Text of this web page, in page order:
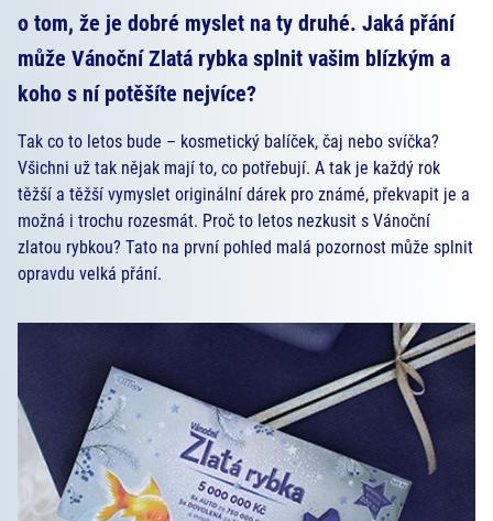
o tom, že je dobré myslet na ty druhé. Jaká přání
může Vánoční Zlatá rybka splnit vašim blízkým a
koho s ní potěšíte nejvíce?
Tak co to letos bude – kosmetický balíček, čaj nebo svíčka?
Všichni už tak nějak mají to, co potřebují. A tak je každý rok
těžší a těžší vymyslet originální dárek pro známé, překvapit je a
možná i trochu rozesmát. Proč to letos nezkusit s Vánoční
zlatou rybkou? Tato na první pohled malá pozornost může splnit
opravdu velká přání.